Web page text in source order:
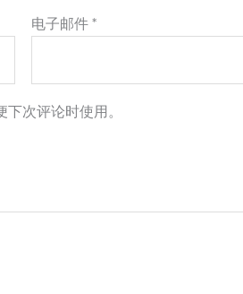
电子邮件*
次评论时使用。